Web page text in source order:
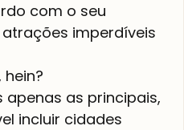
com o seu
imperdíveis
hein?
apenas as principais,
incluir cidades